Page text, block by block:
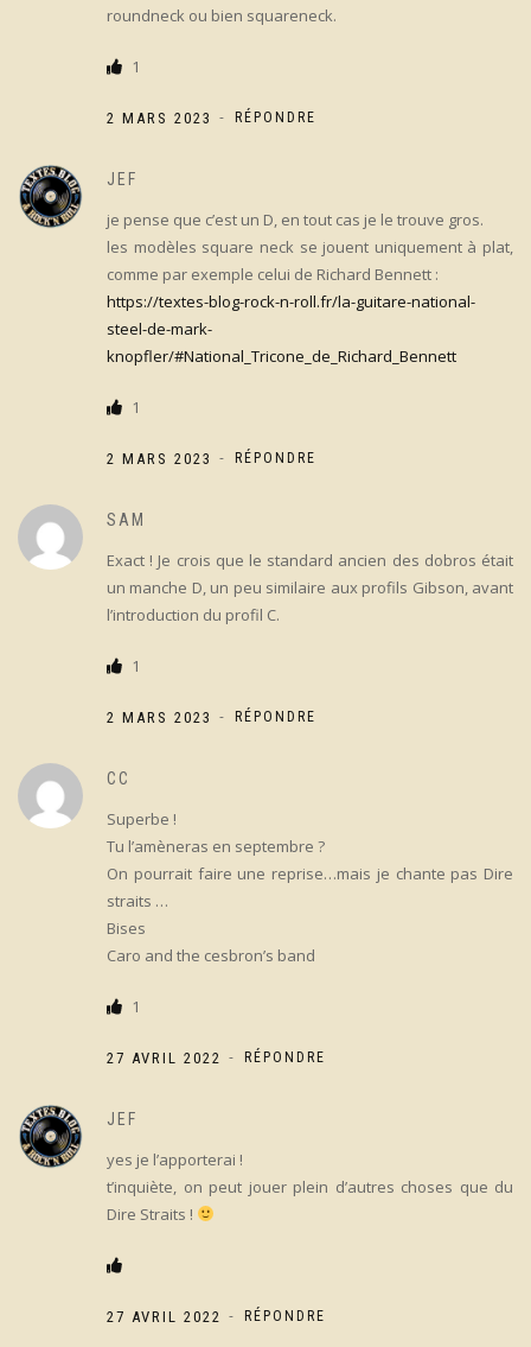
roundneck ou bien squareneck.
1
2 MARS 2023 - RÉPONDRE
JEF
je pense que c’est un D, en tout cas je le trouve gros.
les modèles square neck se jouent uniquement à plat,
comme par exemple celui de Richard Bennett :
https://textes-blog-rock-n-roll.fr/la-guitare-national-
steel-de-mark-
knopfler/#National_Tricone_de_Richard_Bennett
1
2 MARS 2023 - RÉPONDRE
SAM
Exact ! Je crois que le standard ancien des dobros était
un manche D, un peu similaire aux profils Gibson, avant
l’introduction du profil C.
1
2 MARS 2023 - RÉPONDRE
CC
Superbe !
Tu l’amèneras en septembre ?
On pourrait faire une reprise…mais je chante pas Dire
straits …
Bises
Caro and the cesbron’s band
1
27 AVRIL 2022 - RÉPONDRE
JEF
yes je l’apporterai !
t’inquiète, on peut jouer plein d’autres choses que du
Dire Straits !
27 AVRIL 2022 - RÉPONDRE